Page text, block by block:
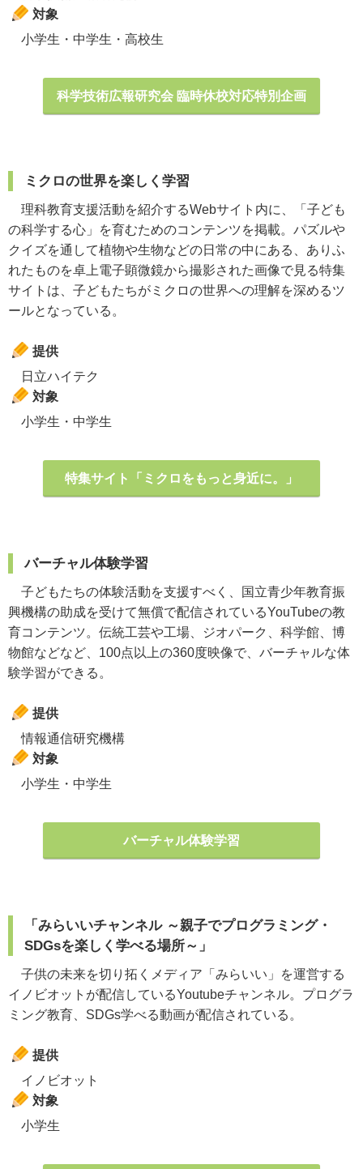
対象
小学生・中学生・高校生
科学技術広報研究会 臨時休校対応特別企画
ミクロの世界を楽しく学習
理科教育支援活動を紹介するWebサイト内に、「子ども
の科学する心」を育むためのコンテンツを掲載。パズルや
クイズを通して植物や生物などの日常の中にある、ありふ
れたものを卓上電子顕微鏡から撮影された画像で見る特集
サイトは、子どもたちがミクロの世界への理解を深めるツ
ールとなっている。
提供
日立ハイテク
対象
小学生・中学生
特集サイト「ミクロをもっと身近に。」
バーチャル体験学習
子どもたちの体験活動を支援すべく、国立青少年教育振
興機構の助成を受けて無償で配信されているYouTubeの教
育コンテンツ。伝統工芸や工場、ジオパーク、科学館、博
物館などなど、100点以上の360度映像で、バーチャルな体
験学習ができる。
提供
情報通信研究機構
対象
小学生・中学生
バーチャル体験学習
「みらいいチャンネル ～親子でプログラミング・
SDGsを楽しく学べる場所～」
子供の未来を切り拓くメディア「みらいい」を運営する
イノビオットが配信しているYoutubeチャンネル。プログラ
ミング教育、SDGs学べる動画が配信されている。
提供
イノビオット
対象
小学生